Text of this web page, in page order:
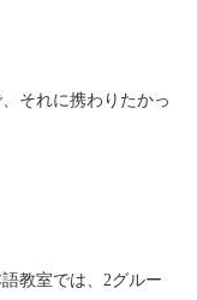
それに携わりたかっ
教室では、2グルー